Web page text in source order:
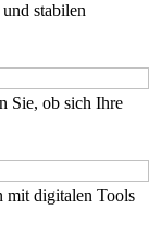
stabilen
Sie, ob sich Ihre
mit digitalen Tools